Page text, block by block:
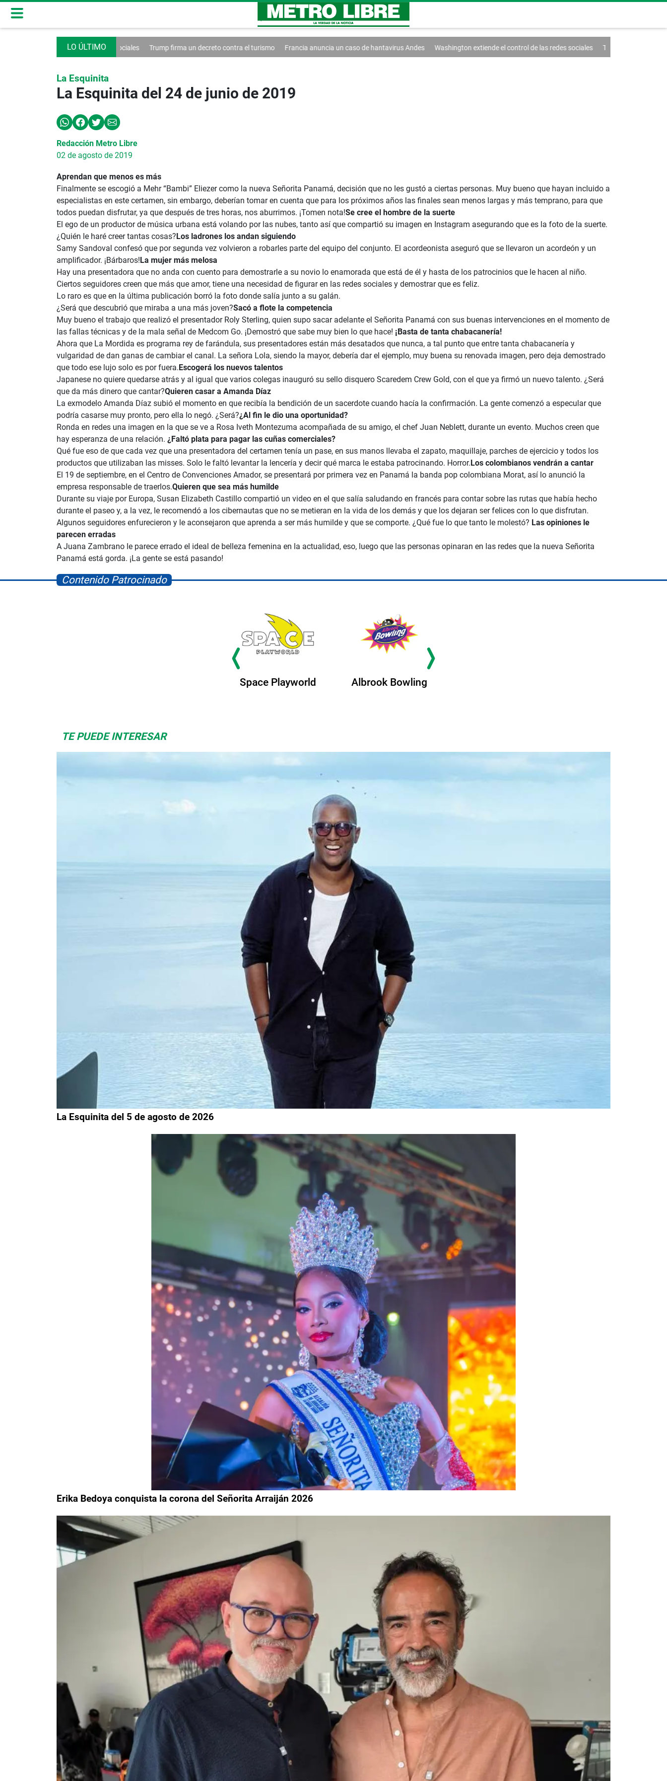
de las redes sociales Trump firma un decreto contra el turismo Francia anuncia un caso de hantavirus Andes Washington extiende el control de las redes sociales Trump firma un decreto contra el
La Esquinita
La Esquinita del 24 de junio de 2019
Redacción Metro Libre
02 de agosto de 2019
Aprendan que menos es más
Finalmente se escogió a Mehr “Bambi” Eliezer como la nueva Señorita Panamá, decisión que no les gustó a ciertas personas. Muy bueno que hayan incluido a
especialistas en este certamen, sin embargo, deberían tomar en cuenta que para los próximos años las finales sean menos largas y más temprano, para que
todos puedan disfrutar, ya que después de tres horas, nos aburrimos. ¡Tomen nota!Se cree el hombre de la suerte
El ego de un productor de música urbana está volando por las nubes, tanto así que compartió su imagen en Instagram asegurando que es la foto de la suerte.
¿Quién le haré creer tantas cosas? Los ladrones los andan siguiendo
Samy Sandoval confesó que por segunda vez volvieron a robarles parte del equipo del conjunto. El acordeonista aseguró que se llevaron un acordeón y un
amplificador. ¡Bárbaros! La mujer más melosa
Hay una presentadora que no anda con cuento para demostrarle a su novio lo enamorada que está de él y hasta de los patrocinios que le hacen al niño.
Ciertos seguidores creen que más que amor, tiene una necesidad de figurar en las redes sociales y demostrar que es feliz.
Lo raro es que en la última publicación borró la foto donde salía junto a su galán.
¿Será que descubrió que miraba a una más joven?Sacó a flote la competencia
Muy bueno el trabajo que realizó el presentador Roly Sterling, quien supo sacar adelante el Señorita Panamá con sus buenas intervenciones en el momento de
las fallas técnicas y de la mala señal de Medcom Go. ¡Demostró que sabe muy bien lo que hace! ¡Basta de tanta chabacanería!
Ahora que La Mordida es programa rey de farándula, sus presentadores están más desatados que nunca, a tal punto que entre tanta chabacanería y
vulgaridad de dan ganas de cambiar el canal. La señora Lola, siendo la mayor, debería dar el ejemplo, muy buena su renovada imagen, pero deja demostrado
que todo ese lujo solo es por fuera. Escogerá los nuevos talentos
Japanese no quiere quedarse atrás y al igual que varios colegas inauguró su sello disquero Scaredem Crew Gold, con el que ya firmó un nuevo talento. ¿Será
que da más dinero que cantar?Quieren casar a Amanda Díaz
La exmodelo Amanda Díaz subió el momento en que recibía la bendición de un sacerdote cuando hacía la confirmación. La gente comenzó a especular que
podría casarse muy pronto, pero ella lo negó. ¿Será?¿Al fin le dio una oportunidad?
Ronda en redes una imagen en la que se ve a Rosa Iveth Montezuma acompañada de su amigo, el chef Juan Neblett, durante un evento. Muchos creen que
hay esperanza de una relación. ¿Faltó plata para pagar las cuñas comerciales?
Qué fue eso de que cada vez que una presentadora del certamen tenía un pase, en sus manos llevaba el zapato, maquillaje, parches de ejercicio y todos los
productos que utilizaban las misses. Solo le faltó levantar la lencería y decir qué marca le estaba patrocinando. Horror. Los colombianos vendrán a cantar
El 19 de septiembre, en el Centro de Convenciones Amador, se presentará por primera vez en Panamá la banda pop colombiana Morat, así lo anunció la
empresa responsable de traerlos.Quieren que sea más humilde
Durante su viaje por Europa, Susan Elizabeth Castillo compartió un video en el que salía saludando en francés para contar sobre las rutas que había hecho
durante el paseo y, a la vez, le recomendó a los cibernautas que no se metieran en la vida de los demás y que los dejaran ser felices con lo que disfrutan.
Algunos seguidores enfurecieron y le aconsejaron que aprenda a ser más humilde y que se comporte. ¿Qué fue lo que tanto le molestó? Las opiniones le
parecen erradas
A Juana Zambrano le parece errado el ideal de belleza femenina en la actualidad, eso, luego que las personas opinaran en las redes que la nueva Señorita
Panamá está gorda. ¡La gente se está pasando!
Contenido Patrocinado
Space Playworld Albrook Bowling
TE PUEDE INTERESAR
La Esquinita del 5 de agosto de 2026
Erika Bedoya conquista la corona del Señorita Arraiján 2026